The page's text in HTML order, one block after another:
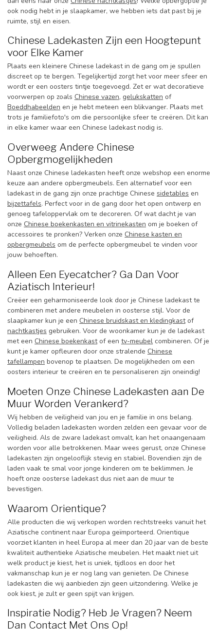
ook nodig hebt in je slaapkamer, we hebben iets dat past bij je
ruimte, stijl en eisen.
Chinese Ladekasten Zijn een Hoogtepunt
voor Elke Kamer
Plaats een kleinere Chinese ladekast in de gang om je spullen
discreet op te bergen. Tegelijkertijd zorgt het voor meer sfeer en
wordt er een oosters tintje toegevoegd. Zet er wat decoratieve
voorwerpen op zoals Chinese vazen, gelukskatten of
Boeddhabeelden en je hebt meteen een blikvanger. Plaats met
trots je familiefoto's om die persoonlijke sfeer te creëren. Dit kan
in elke kamer waar een Chinese ladekast nodig is.
Overweeg Andere Chinese
Opbergmogelijkheden
Naast onze Chinese ladekasten heeft onze webshop een enorme
keuze aan andere opbergmeubels. Een alternatief voor een
ladekast in de gang zijn onze prachtige Chinese sidetables en
bijzettafels. Perfect voor in de gang door het open ontwerp en
genoeg tafeloppervlak om te decoreren. Of wat dacht je van
onze Chinese boekenkasten en vitrinekasten om je boeken of
accessoires te pronken? Verken onze Chinese kasten en
opbergmeubels om de perfecte opbergmeubel te vinden voor
jouw behoeften.
Alleen Een Eyecatcher? Ga Dan Voor
Aziatisch Interieur!
Creëer een geharmoniseerde look door je Chinese ladekast te
combineren met andere meubelen in oosterse stijl. Voor de
slaapkamer kun je een Chinese bruidskast en kledingkastof
nachtkastjes gebruiken. Voor de woonkamer kun je de ladekast
met een Chinese boekenkastof een tv-meubel combineren. Of je
kunt je kamer opfleuren door onze stralende Chinese
tafellampen bovenop te plaatsen. De mogelijkheden om een
oosters interieur te creëren en te personaliseren zijn oneindig!
Moeten Onze Chinese Ladekasten aan De
Muur Worden Verankerd?
Wij hebben de veiligheid van jou en je familie in ons belang.
Volledig beladen ladekasten worden zelden een gevaar voor de
veiligheid. Als de zware ladekast omvalt, kan het onaangenaam
worden voor alle betrokkenen. Maar wees gerust, onze Chinese
ladekasten zijn ongelooflijk stevig en stabiel. Bovendien zijn de
laden vaak te smal voor jonge kinderen om te beklimmen. Je
hoeft onze oosterse ladekast dus niet aan de muur te
bevestigen.
Waarom Orientique?
Alle producten die wij verkopen worden rechtstreeks vanuit het
Aziatische continent naar Europa geïmporteerd. Orientique
voorziet klanten in heel Europa al meer dan 20 jaar van de beste
kwaliteit authentieke Aziatische meubelen. Het maakt niet uit
welk product je kiest, het is uniek, tijdloos en door het
vakmanschap kun je er nog lang van genieten. De Chinese
ladekasten die wij aanbieden zijn geen uitzondering. Welke je
ook kiest, je zult er geen spijt van krijgen.
Inspiratie Nodig? Heb Je Vragen? Neem
Dan Contact Met Ons Op!